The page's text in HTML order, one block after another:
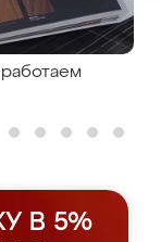
В 5%